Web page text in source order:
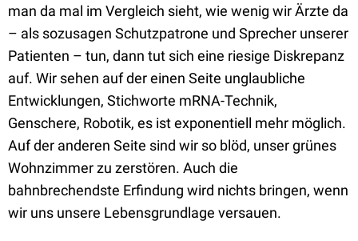
man da mal im Vergleich sieht, wie wenig wir Ärzte da
– als sozusagen Schutzpatrone und Sprecher unserer
Patienten – tun, dann tut sich eine riesige Diskrepanz
auf. Wir sehen auf der einen Seite unglaubliche
Entwicklungen, Stichworte mRNA-Technik,
Genschere, Robotik, es ist exponentiell mehr möglich.
Auf der anderen Seite sind wir so blöd, unser grünes
Wohnzimmer zu zerstören. Auch die
bahnbrechendste Erfindung wird nichts bringen, wenn
wir uns unsere Lebensgrundlage versauen.